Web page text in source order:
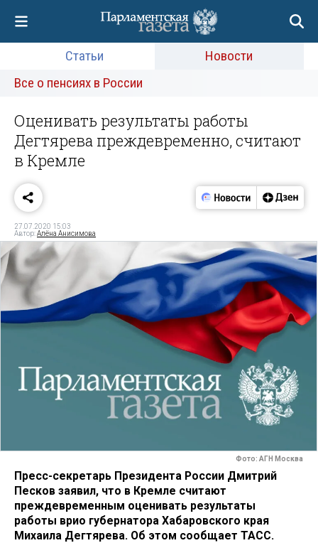
Статьи
Новости
Все о пенсиях в России
Оценивать результаты работы
Дегтярева преждевременно, считают
в Кремле
27.07.2020 15:03
Автор:Алёна Анисимова
Фото: АГН Москва
Пресс-секретарь Президента России Дмитрий
Песков заявил, что в Кремле считают
преждевременным оценивать результаты
работы врио губернатора Хабаровского края
Михаила Дегтярева. Об этом сообщает ТАСС.